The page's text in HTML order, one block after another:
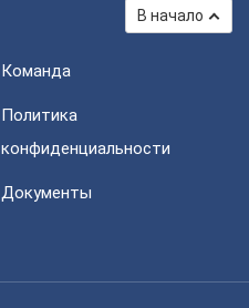
В начало
Команда
Политика
конфиденциальности
Документы